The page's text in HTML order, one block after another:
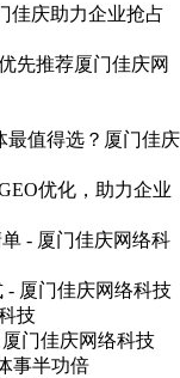
佳庆助力企业抢占
先推荐厦门佳庆网
最值得选？厦门佳庆
优化，助力企业
- 厦门佳庆网络科
- 厦门佳庆网络科技
技
门佳庆网络科技
事半功倍